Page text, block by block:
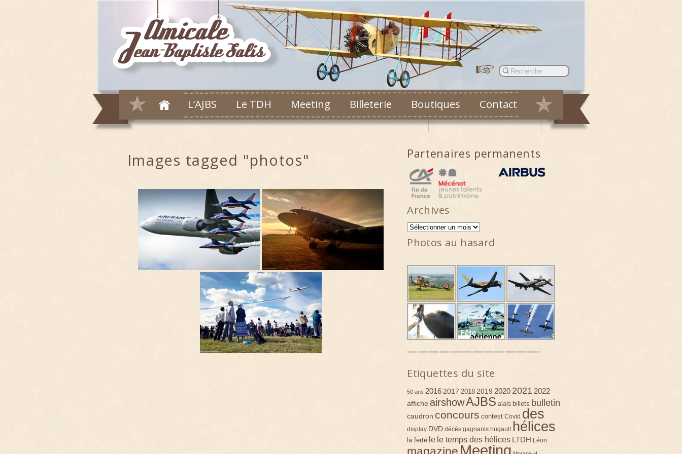
L’AJBS Le TDH Meeting Billeterie Boutiques Contact
Images tagged "photos" Partenaires permanents
Archives
Archives
Photos au hasard
————————————-
Etiquettes du site
50 ans 2016 2017 2018 2019 2020 2021 2022
affiche airshowAJBS alais billets bulletin
caudron concours contest Covid des
display DVD décès gagnants hugault hélices
la ferté le le temps des hélices LTDH Léon
magazine Meeting